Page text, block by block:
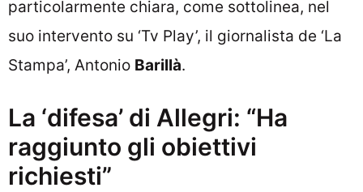
particolarmente chiara, come sottolinea, nel
suo intervento su ‘Tv Play’, il giornalista de ‘La
Stampa’, Antonio Barillà.
La ‘difesa’ di Allegri: “Ha
raggiunto gli obiettivi
richiesti”